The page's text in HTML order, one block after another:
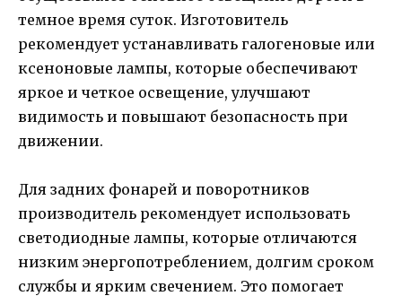
темное время суток. Изготовитель
рекомендует устанавливать галогеновые или
ксеноновые лампы, которые обеспечивают
яркое и четкое освещение, улучшают
видимость и повышают безопасность при
движении.
Для задних фонарей и поворотников
производитель рекомендует использовать
светодиодные лампы, которые отличаются
низким энергопотреблением, долгим сроком
службы и ярким свечением. Это помогает